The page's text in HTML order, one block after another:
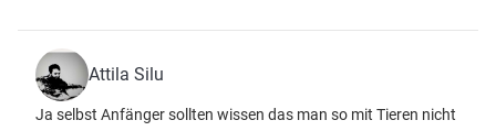
Attila Silu
Ja selbst Anfänger sollten wissen das man so mit Tieren nicht